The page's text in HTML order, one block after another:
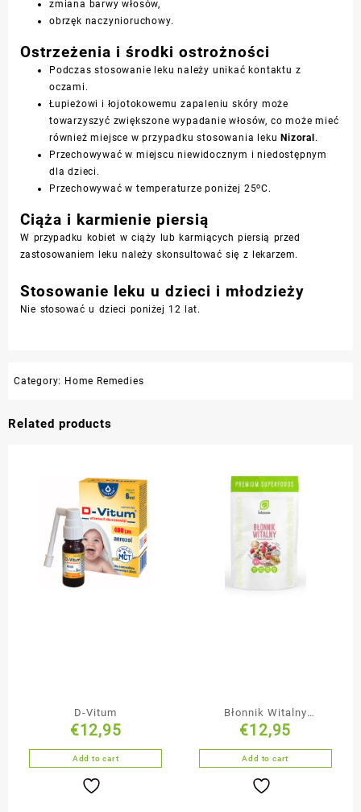
zmiana barwy włosów,
obrzęk naczynioruchowy.
Ostrzeżenia i środki ostrożności
Podczas stosowanie leku należy unikać kontaktu z
oczami.
Łupieżowi i łojotokowemu zapaleniu skóry może
towarzyszyć zwiększone wypadanie włosów, co może mieć
również miejsce w przypadku stosowania leku Nizoral .
Przechowywać w miejscu niewidocznym i niedostępnym
dla dzieci.
Przechowywać w temperaturze poniżej 25oC.
Ciąża i karmienie piersią
W przypadku kobiet w ciąży lub karmiących piersią przed
zastosowaniem leku należy skonsultować się z lekarzem.
Stosowanie leku u dzieci i młodzieży
Nie stosować u dzieci poniżej 12 lat.
Category: Home Remedies
Related products
D-Vitum
€12,95
Add to cart
Błonnik Witalny
Mieszanka Nasion
€12,95
Add to cart